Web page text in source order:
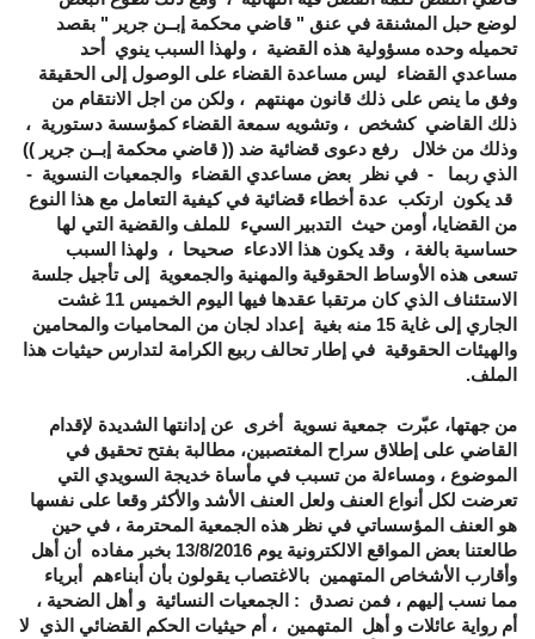
لوضع حبل المشنقة في عنق " قاضي محكمة إبــن جرير " بقصد
تحميله وحده مسؤولية هذه القضية ، ولهذا السبب ينوي أحد
مساعدي القضاء ليس مساعدة القضاء على الوصول إلى الحقيقة
وفق ما ينص على ذلك قانون مهنتهم ، ولكن من اجل الانتقام من
ذلك القاضي كشخص ، وتشويه سمعة القضاء كمؤسسة دستورية ،
وذلك من خلال رفع دعوى قضائية ضد (( قاضي محكمة إبــن جرير ))
الذي ربما - في نظر بعض مساعدي القضاء والجمعيات النسوية -
قد يكون ارتكب عدة أخطاء قضائية في كيفية التعامل مع هذا النوع
من القضايا، أومن حيث التدبير السيء للملف والقضية التي لها
حساسية بالغة ، وقد يكون هذا الادعاء صحيحا ، ولهذا السبب
تسعى هذه الأوساط الحقوقية والمهنية والجمعوية إلى تأجيل جلسة
الاستئناف الذي كان مرتقبا عقدها فيها اليوم الخميس 11 غشت
الجاري إلى غاية 15 منه بغية إعداد لجان من المحاميات والمحامين
والهيئات الحقوقية في إطار تحالف ربيع الكرامة لتدارس حيثيات هذا
الملف.
من جهتها، عبّرت جمعية نسوية أخرى عن إدانتها الشديدة لإقدام
القاضي على إطلاق سراح المغتصبين، مطالبة بفتح تحقيق في
الموضوع ، ومساءلة من تسبب في مأساة خديجة السويدي التي
تعرضت لكل أنواع العنف ولعل العنف الأشد والأكثر وقعا على نفسها
هو العنف المؤسساتي في نظر هذه الجمعية المحترمة ، في حين
طالعتنا بعض المواقع الالكترونية يوم 13/8/2016 بخبر مفاده أن أهل
وأقارب الأشخاص المتهمين بالاغتصاب يقولون بأن أبناءهم أبرياء
مما نسب إليهم ، فمن نصدق : الجمعيات النسائية و أهل الضحية ،
أم رواية عائلات و أهل المتهمين ، أم حيثيات الحكم القضائي الذي لا